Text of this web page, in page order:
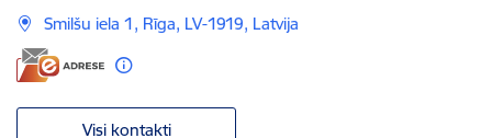
Smilšu iela 1, Rīga, LV-1919, Latvija
Visi kontakti